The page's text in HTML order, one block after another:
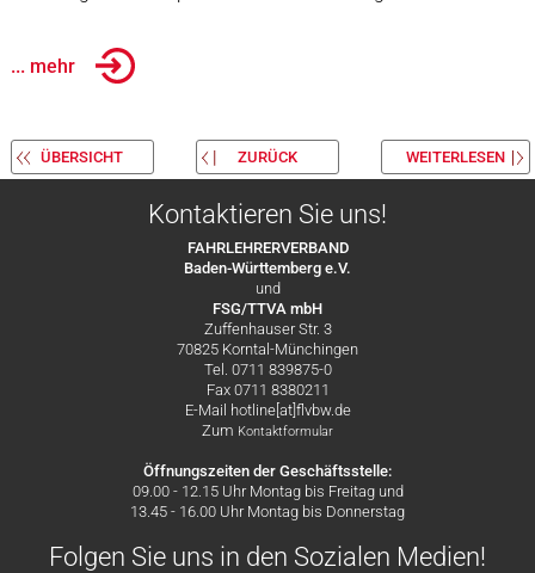
... mehr
ÜBERSICHT ZURÜCK WEITERLESEN
Kontaktieren Sie uns!
FAHRLEHRERVERBAND
Baden-Württemberg e.V.
und
FSG/TTVA mbH
Zuffenhauser Str. 3
70825 Korntal-Münchingen
Tel. 0711 839875-0
Fax 0711 8380211
E-Mail hotline[at]flvbw.de
Zum Kontaktformular
Öffnungszeiten der Geschäftsstelle:
09.00 - 12.15 Uhr Montag bis Freitag und
13.45 - 16.00 Uhr Montag bis Donnerstag
Folgen Sie uns in den Sozialen Medien!